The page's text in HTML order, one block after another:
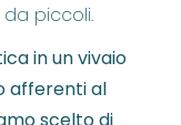
piccoli.
in un vivaio
afferenti al
scelto di